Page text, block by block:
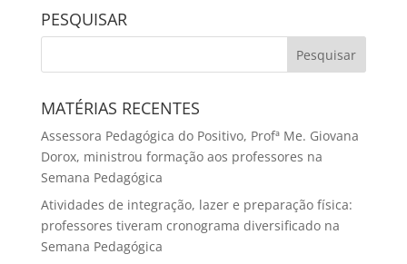
PESQUISAR
MATÉRIAS RECENTES
Assessora Pedagógica do Positivo, Profª Me. Giovana
Dorox, ministrou formação aos professores na
Semana Pedagógica
Atividades de integração, lazer e preparação física:
professores tiveram cronograma diversificado na
Semana Pedagógica